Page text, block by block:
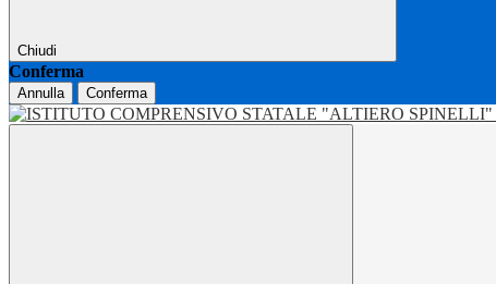
Chiudi
Conferma
Annulla Conferma